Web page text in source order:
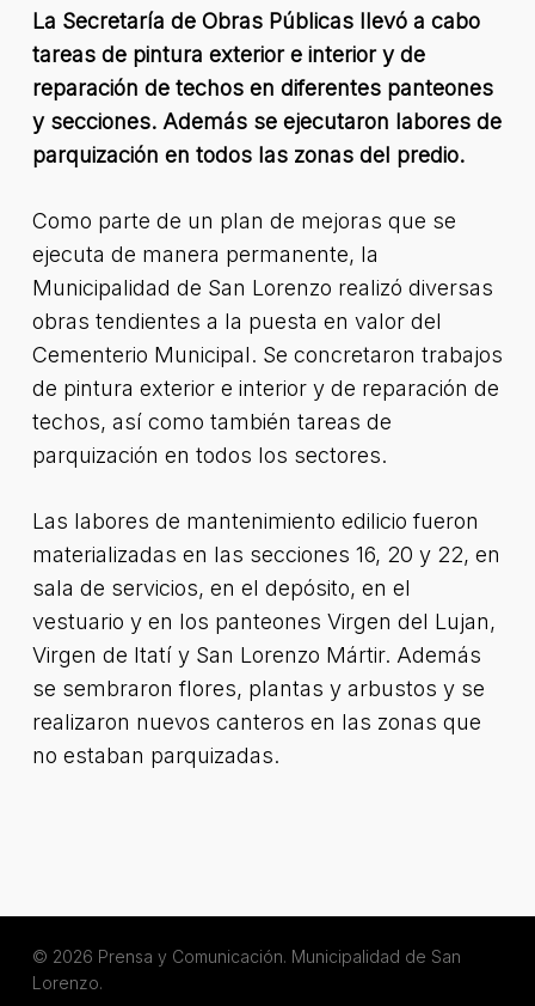
La Secretaría de Obras Públicas llevó a cabo
tareas de pintura exterior e interior y de
reparación de techos en diferentes panteones
y secciones. Además se ejecutaron labores de
parquización en todos las zonas del predio.
Como parte de un plan de mejoras que se
ejecuta de manera permanente, la
Municipalidad de San Lorenzo realizó diversas
obras tendientes a la puesta en valor del
Cementerio Municipal. Se concretaron trabajos
de pintura exterior e interior y de reparación de
techos, así como también tareas de
parquización en todos los sectores.
Las labores de mantenimiento edilicio fueron
materializadas en las secciones 16, 20 y 22, en
sala de servicios, en el depósito, en el
vestuario y en los panteones Virgen del Lujan,
Virgen de Itatí y San Lorenzo Mártir. Además
se sembraron flores, plantas y arbustos y se
realizaron nuevos canteros en las zonas que
no estaban parquizadas.
© 2026 Prensa y Comunicación. Municipalidad de San
Lorenzo.